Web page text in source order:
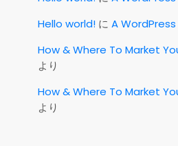
Hello world! に A
How & Where To Market
より
How & Where To Market
より